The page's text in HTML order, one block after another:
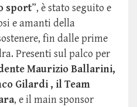
sport”, è stato seguito e
e amanti della
fin dalle prime
Presenti sul palco per
Maurizio Ballarini,
Gilardi , il Team
, e il main sponsor